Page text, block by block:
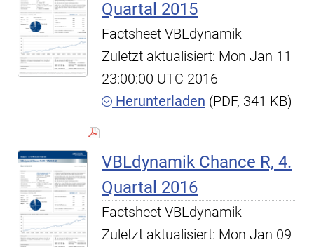
Quartal 2015
Factsheet VBLdynamik
Zuletzt aktualisiert: Mon Jan 11
23:00:00 UTC 2016
Herunterladen (PDF, 341 KB)
VBLdynamik Chance R, 4.
Quartal 2016
Factsheet VBLdynamik
Zuletzt aktualisiert: Mon Jan 09